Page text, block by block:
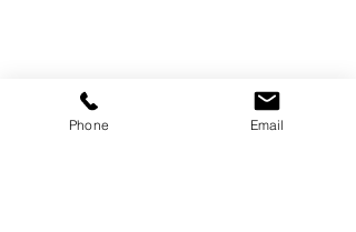
Phone Email